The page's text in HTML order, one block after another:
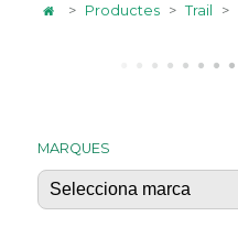
> Productes > Trail >
MARQUES